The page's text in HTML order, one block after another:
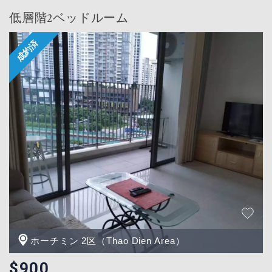
低層階2ベッドルーム
ホーチミン 2区（Thao Dien Area）
$900